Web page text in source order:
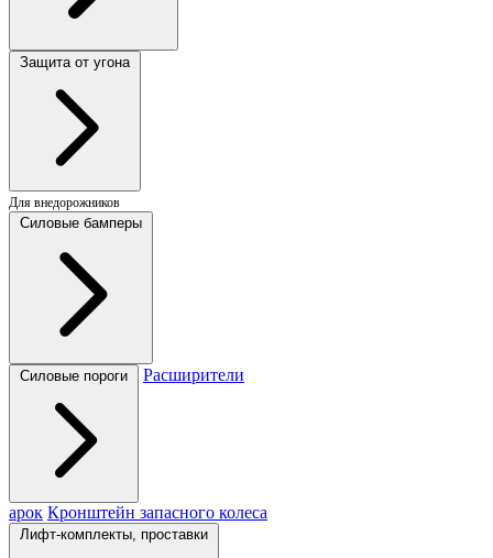
Защита от угона
Для внедорожников
Силовые бамперы
Силовые пороги Расширители
арок Кронштейн запасного колеса
Лифт-комплекты, проставки